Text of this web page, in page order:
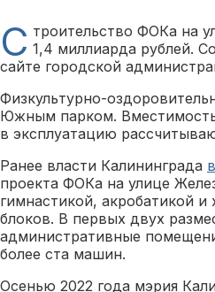
С троительство ФОКа на
1,4 миллиарда рублей.
сайте городской
Физкультурно-
Южным парком. Вместимость
в эксплуатацию
Ранее власти Калининграда
проекта ФОКа на улице
гимнастикой, акробатикой и
блоков. В первых двух
административные
более ста машин.
Осенью 2022 года мэрия